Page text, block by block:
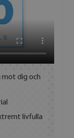
mot dig och
livfulla